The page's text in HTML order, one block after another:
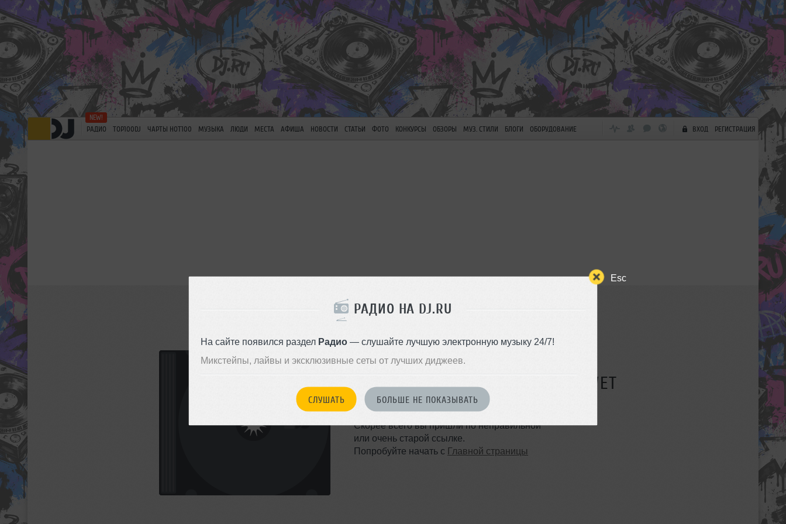
Esc
РАДИО НА DJ.RU
На сайте появился раздел Радио— слушайте лучшую электронную музыку 24/7!
Микстейпы, лайвы и эксклюзивные сеты от лучших диджеев.
СЛУШАТЬ БОЛЬШЕ НЕ ПОКАЗЫВАТЬ
РАДИО TOP100DJ ЧАРТЫ HOT100 МУЗЫКА ЛЮДИ МЕСТА АФИША НОВОСТИ СТАТЬИ ФОТО КОНКУРСЫ ОБЗОРЫ МУЗ. СТИЛИ БЛОГИ ОБОРУДОВАНИЕ ВХОД РЕГИСТРАЦИЯ
ТАКОЙ СТРАНИЦЫ НЕ СУЩЕСТВУЕТ
Ошибка 404
Скорее всего вы пришли по неправильной
или очень старой ссылке.
Попробуйте начать с Главной страницы